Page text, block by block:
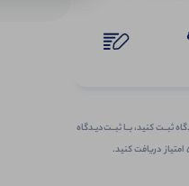
ثبــت کنید، بــا ثبــت‌دیـدگاه